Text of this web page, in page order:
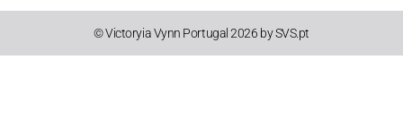
© Victoryia Vynn Portugal 2026 by SVS.pt